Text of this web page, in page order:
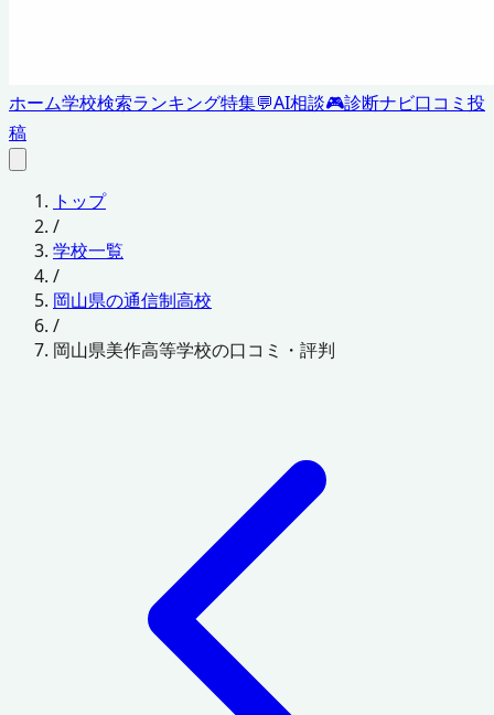
ホーム学校検索ランキング特集💬AI相談🎮診断ナビ口コミ投
稿
トップ
/
学校一覧
/
岡山県の通信制高校
/
岡山県美作高等学校の口コミ・評判